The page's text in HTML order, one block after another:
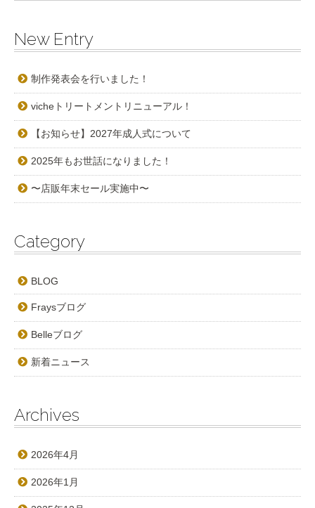
New Entry
制作発表会を行いました！
vicheトリートメントリニューアル！
【お知らせ】2027年成人式について
2025年もお世話になりました！
〜店販年末セール実施中〜
Category
BLOG
Fraysブログ
Belleブログ
新着ニュース
Archives
2026年4月
2026年1月